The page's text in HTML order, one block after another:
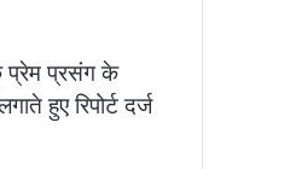
प्रेम प्रसंग के
हुए रिपोर्ट दर्ज